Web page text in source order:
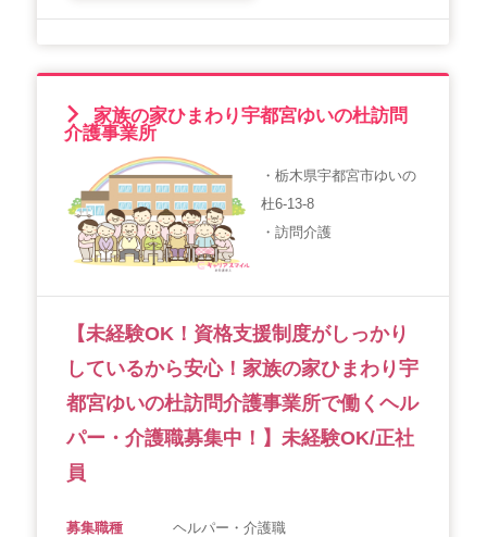
家族の家ひまわり宇都宮ゆいの杜訪問
介護事業所
・栃木県宇都宮市ゆいの
杜6-13-8
・訪問介護
【未経験OK！資格支援制度がしっかり
しているから安心！家族の家ひまわり宇
都宮ゆいの杜訪問介護事業所で働くヘル
パー・介護職募集中！】未経験OK/正社
員
募集職種 ヘルパー・介護職